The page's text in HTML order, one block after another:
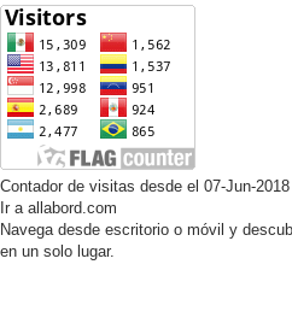
Contador de visitas desde el 07-Jun-2018
Ir a allabord.com
Navega desde escritorio o móvil y
en un solo lugar.